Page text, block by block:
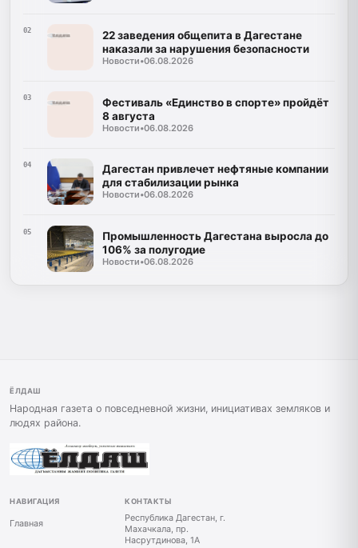
02
22 заведения общепита в Дагестане
наказали за нарушения безопасности
Новости•06.08.2026
03
Фестиваль «Единство в спорте» пройдёт
8 августа
Новости•06.08.2026
04
Дагестан привлечет нефтяные компании
для стабилизации рынка
Новости•06.08.2026
05
Промышленность Дагестана выросла до
106% за полугодие
Новости•06.08.2026
ЁЛДАШ
Народная газета о повседневной жизни, инициативах земляков и
людях района.
НАВИГАЦИЯ
Главная
КОНТАКТЫ
Республика Дагестан, г.
Махачкала, пр.
Насрутдинова, 1А